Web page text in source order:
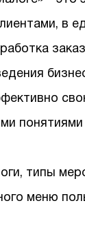
в
понятиями
типы
меню